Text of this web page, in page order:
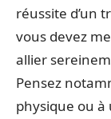
réussite d’un
vous devez
allier
Pensez
physique ou à